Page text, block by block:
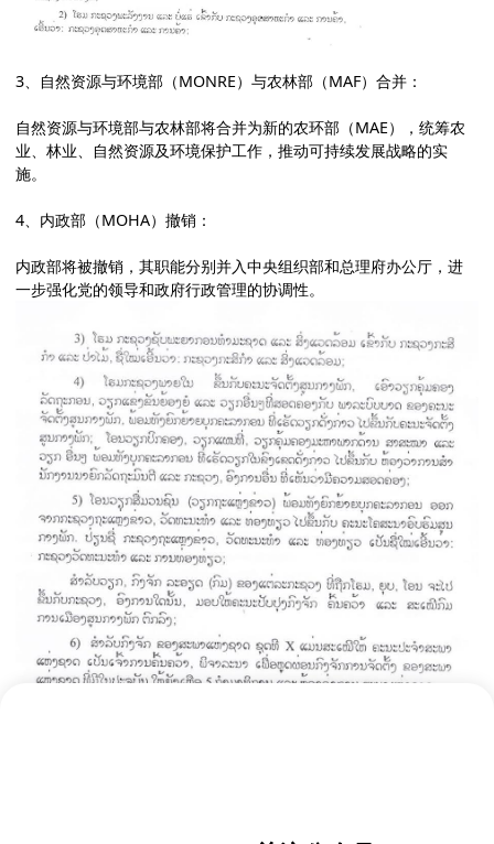
3、自然资源与环境部（MONRE）与农林部（MAF）合并：
自然资源与环境部与农林部将合并为新的农环部（MAE），统筹农
业、林业、自然资源及环境保护工作，推动可持续发展战略的实
施。
4、内政部（MOHA）撤销：
内政部将被撤销，其职能分别并入中央组织部和总理府办公厅，进
一步强化党的领导和政府行政管理的协调性。